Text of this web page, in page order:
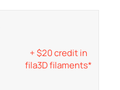
+ $20 credit in
fila3D filaments*